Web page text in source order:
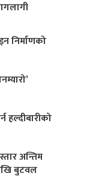
निर्माणको
हल्दीबारीको
अन्तिम
बुटवल